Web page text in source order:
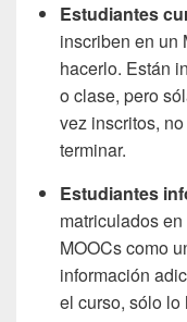
Estudiantes
inscriben en un
hacerlo. Están
o clase, pero
vez inscritos,
terminar.
Estudiantes
matriculados
MOOCs como
información
el curso, sólo lo